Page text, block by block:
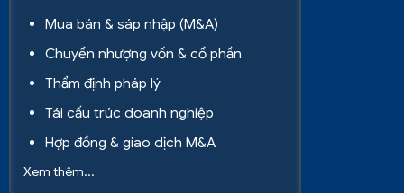
Mua bán & sáp nhập (M&A)
Chuyển nhượng vốn & cổ phần
Thẩm định pháp lý
Tái cấu trúc doanh nghiệp
Hợp đồng & giao dịch M&A
Xem thêm...